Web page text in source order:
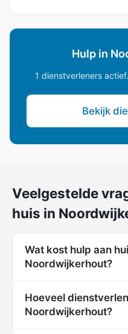
Hulp in
1 dienstverleners
Bekijk
Veelgestelde
huis in
Wat kost hulp aan
Noordwijkerhout?
Hoeveel
Noordwijkerhout?